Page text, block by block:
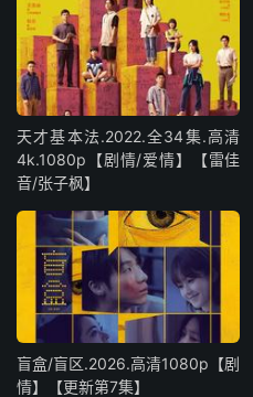
天才基本法.2022.全34集.高清
4k.1080p【剧情/爱情】【雷佳
音/张子枫】
盲盒/盲区.2026.高清1080p【剧
情】【更新第7集】